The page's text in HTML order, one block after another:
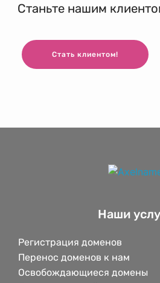
Станьте нашим
Стать клиентом!
Наши
Регистрация доменов
Перенос доменов к нам
Освобождающиеся домены